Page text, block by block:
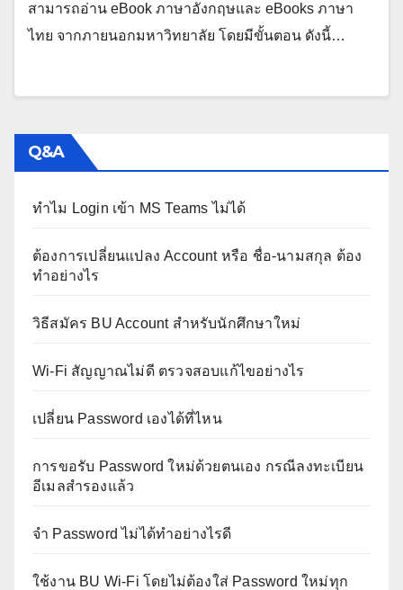
สามารถอ่าน eBook ภาษาอังกฤษและ eBooks ภาษา
ไทย จากภายนอกมหาวิทยาลัย โดยมีขั้นตอน ดังนี้…
Q&A
ทำไม Login เข้า MS Teams ไม่ได้
ต้องการเปลี่ยนแปลง Account หรือ ชื่อ-นามสกุล ต้อง
ทำอย่างไร
วิธีสมัคร BU Account สำหรับนักศึกษาใหม่
Wi-Fi สัญญาณไม่ดี ตรวจสอบแก้ไขอย่างไร
เปลี่ยน Password เองได้ที่ไหน
การขอรับ Password ใหม่ด้วยตนเอง กรณีลงทะเบียน
อีเมลสำรองแล้ว
จำ Password ไม่ได้ทำอย่างไรดี
ใช้งาน BU Wi-Fi โดยไม่ต้องใส่ Password ใหม่ทุก